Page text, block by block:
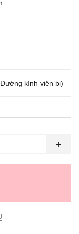
kính viên bi)
+